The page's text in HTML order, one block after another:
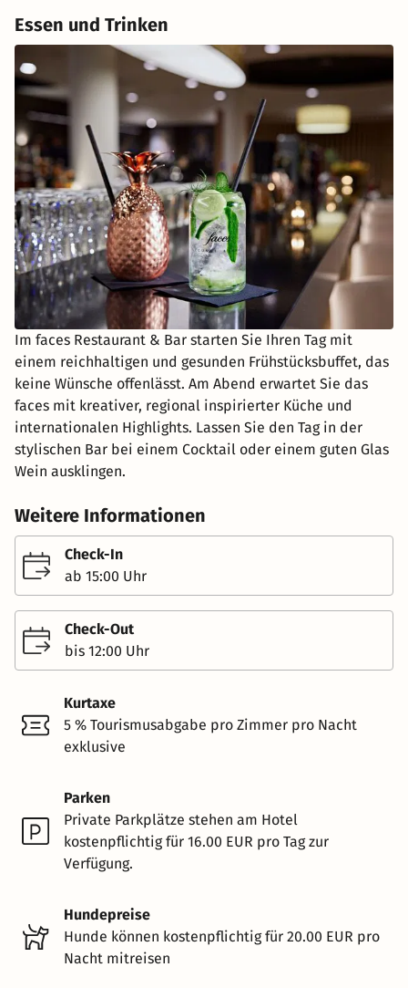
Essen und Trinken
Im faces Restaurant & Bar starten Sie Ihren Tag mit
einem reichhaltigen und gesunden Frühstücksbuffet, das
keine Wünsche offenlässt. Am Abend erwartet Sie das
faces mit kreativer, regional inspirierter Küche und
internationalen Highlights. Lassen Sie den Tag in der
stylischen Bar bei einem Cocktail oder einem guten Glas
Wein ausklingen.
Weitere Informationen
Check-In
ab 15:00 Uhr
Check-Out
bis 12:00 Uhr
Kurtaxe
5 % Tourismusabgabe pro Zimmer pro Nacht
exklusive
Parken
Private Parkplätze stehen am Hotel
kostenpflichtig für 16.00 EUR pro Tag zur
Verfügung.
Hundepreise
Hunde können kostenpflichtig für 20.00 EUR pro
Nacht mitreisen